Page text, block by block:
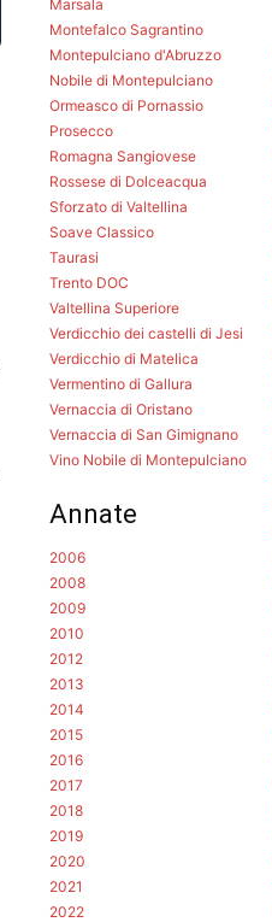
Marsala
Montefalco Sagrantino
Montepulciano d'Abruzzo
Nobile di Montepulciano
Ormeasco di Pornassio
Prosecco
Romagna Sangiovese
Rossese di Dolceacqua
Sforzato di Valtellina
Soave Classico
Taurasi
Trento DOC
Valtellina Superiore
Verdicchio dei castelli di Jesi
Verdicchio di Matelica
Vermentino di Gallura
Vernaccia di Oristano
Vernaccia di San Gimignano
Vino Nobile di Montepulciano
Annate
2006
2008
2009
2010
2012
2013
2014
2015
2016
2017
2018
2019
2020
2021
2022